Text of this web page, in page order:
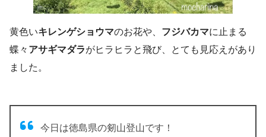
黄色いキレンゲショウマのお花や、 フジバカマに止まる
蝶々 アサギマダラがヒラヒラと飛び、とても見応えがあり
ました。
今日は徳島県の剱山登山です！